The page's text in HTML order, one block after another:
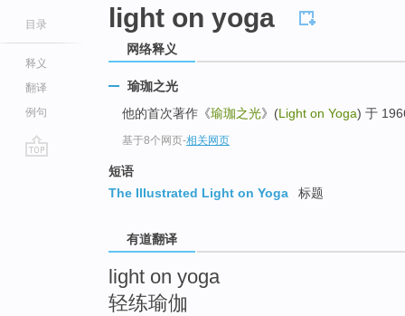
目录
释义
翻译
例句
light on yoga
网络释义
瑜珈之光
他的首次著作《瑜珈之光》(Light on Yoga) 于
基于8个网页-相关网页
短语
The Illustrated Light on Yoga
标题
有道翻译
light on yoga
轻练瑜伽